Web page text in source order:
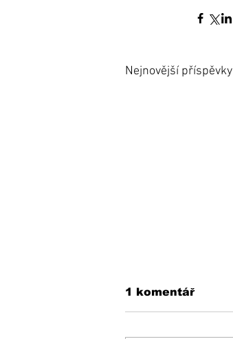
Nejnovější příspěvky
1 komentář